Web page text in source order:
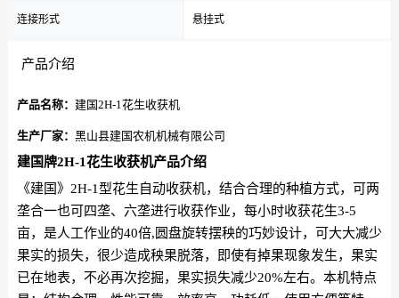
连接形式 悬挂式
产品介绍
产品名称： 建国2H-1花生收获机
生产厂家： 黑山县建国农机机械有限公司
建国牌2H-1花生收获机产品介绍
《建国》2H-1型花生自动收获机，结合合理的种植方式，可两
垄合一也可四垄、六垄进行收获作业，每小时收获花生3-5
亩，是人工作业的40倍,圆盘旋转摆秧的巧妙设计，可大大减少
果实的损失，很少造成秧果脱落，即使有掉果现象发生，果实
已在地表，不必再次挖掘，果实损失减少20%左右。本机特点